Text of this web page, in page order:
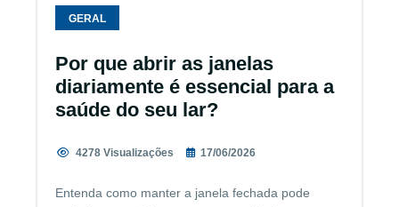
GERAL
Por que abrir as janelas
diariamente é essencial para a
saúde do seu lar?
4278 Visualizações 17/06/2026
Entenda como manter a janela fechada pode